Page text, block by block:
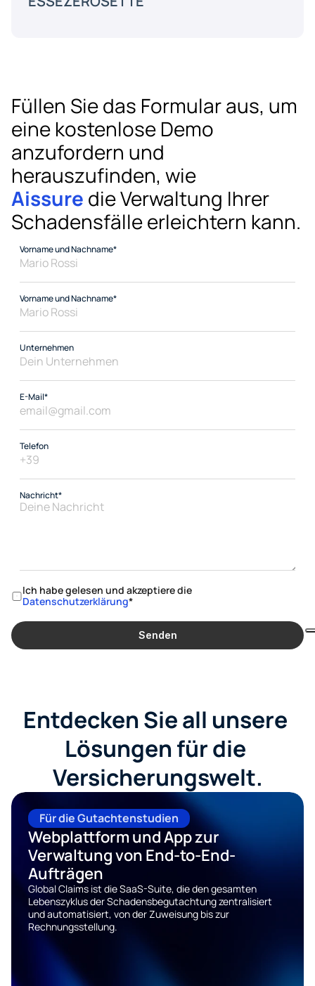
Füllen Sie das Formular aus, um
eine kostenlose Demo
anzufordern und
herauszufinden, wie
Aissure die Verwaltung Ihrer
Schadensfälle erleichtern kann.
Vorname und Nachname*
Vorname und Nachname*
Unternehmen
E-Mail*
Telefon
Nachricht*
Datenschutzerklärung*
Senden
Entdecken Sie all unsere
Lösungen für die
Versicherungswelt.
Für die Gutachtenstudien
Webplattform und App zur
Verwaltung von End-to-End-
Aufträgen
Global Claims ist die SaaS-Suite, die den gesamten
Lebenszyklus der Schadensbegutachtung zentralisiert
und automatisiert, von der Zuweisung bis zur
Rechnungsstellung.